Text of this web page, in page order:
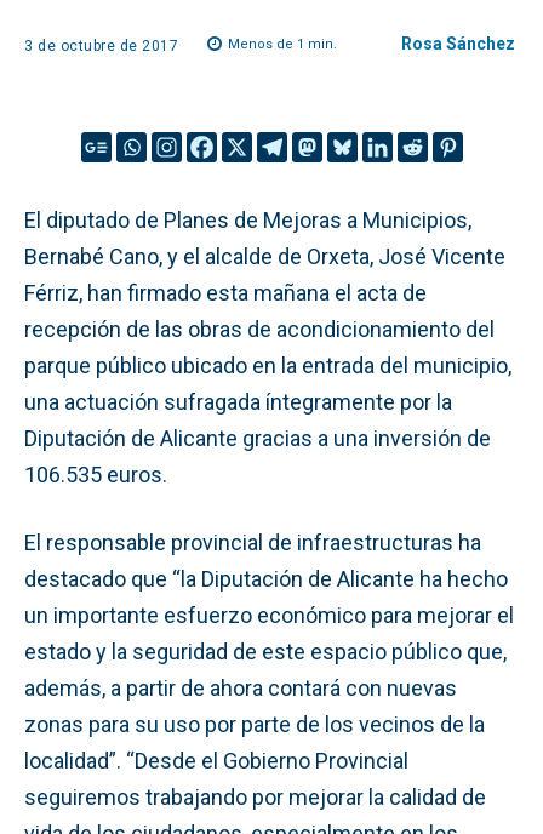
3 de octubre de 2017 Menos de 1 min. Rosa Sánchez
El diputado de Planes de Mejoras a Municipios,
Bernabé Cano, y el alcalde de Orxeta, José Vicente
Férriz, han firmado esta mañana el acta de
recepción de las obras de acondicionamiento del
parque público ubicado en la entrada del municipio,
una actuación sufragada íntegramente por la
Diputación de Alicante gracias a una inversión de
106.535 euros.
El responsable provincial de infraestructuras ha
destacado que “la Diputación de Alicante ha hecho
un importante esfuerzo económico para mejorar el
estado y la seguridad de este espacio público que,
además, a partir de ahora contará con nuevas
zonas para su uso por parte de los vecinos de la
localidad”. “Desde el Gobierno Provincial
seguiremos trabajando por mejorar la calidad de